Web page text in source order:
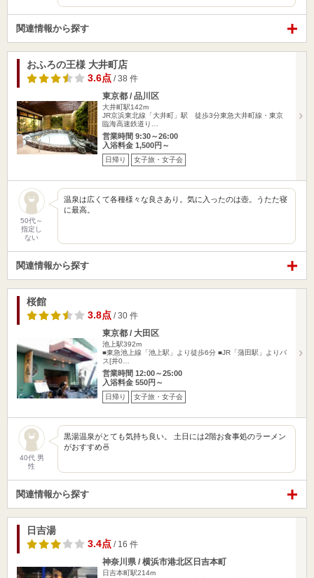
関連情報から探す
おふろの王様 大井町店
3.6点 / 38 件
東京都 / 品川区
大井町駅142m
JR京浜東北線「大井町」駅 徒歩3分東急大井町線・東京
臨海高速鉄道り…
営業時間 9:30～26:00
入浴料金 1,500円～
日帰り 女子旅・女子会
50代～
指定し
ない
温泉は広くて各種様々な良さあり。気に入ったのは壺。うたた寝
に最高。
関連情報から探す
桜館
3.8点 / 30 件
東京都 / 大田区
池上駅392m
■東急池上線「池上駅」より徒歩6分 ■JR「蒲田駅」よりバ
ス[井0…
営業時間 12:00～25:00
入浴料金 550円～
日帰り 女子旅・女子会
40代 男
性
黒湯温泉がとても気持ち良い。 土日には2階お食事処のラーメン
がおすすめ🍜
関連情報から探す
日吉湯
3.4点 / 16 件
神奈川県 / 横浜市港北区日吉本町
日吉本町駅214m